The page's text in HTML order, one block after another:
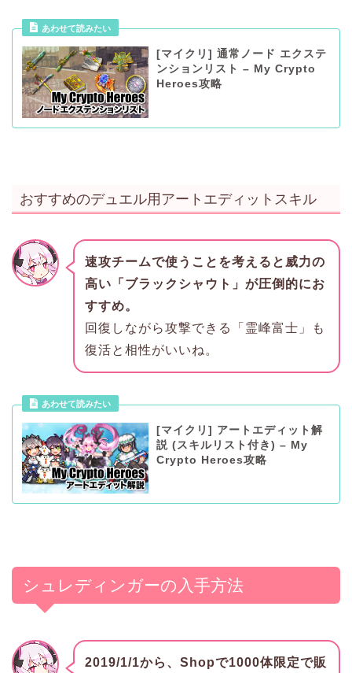
あわせて読みたい
[マイクリ] 通常ノード エクステ
ンションリスト – My Crypto
Heroes攻略
おすすめのデュエル用アートエディットスキル
速攻チームで使うことを考えると威力の
高い「ブラックシャウト」が圧倒的にお
すすめ。
回復しながら攻撃できる「霊峰富士」も
復活と相性がいいね。
あわせて読みたい
[マイクリ] アートエディット解
説 (スキルリスト付き) – My
Crypto Heroes攻略
シュレディンガーの入手方法
2019/1/1から、Shopで1000体限定で販